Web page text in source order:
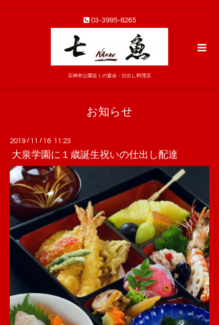
03-3995-8265
石神井公園近くの宴会・仕出し料理店
お知らせ
2019 / 11 / 16 11:23
大泉学園に１歳誕生祝いの仕出し配達